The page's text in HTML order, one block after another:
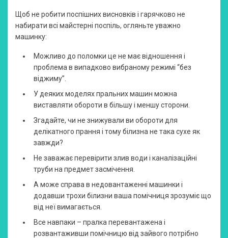
Щоб не робити поспішних висновків і гарячково не
набирати всі майстерні поспіль, огляньте уважно
машинку:
Можливо до поломки це не має відношення і
проблема в випадково вибраному режимі “без
віджиму”.
У деяких моделях пральних машин можна
виставляти обороти в більшу і меншу сторони.
Згадайте, чи не знижували ви обороти для
делікатного прання і тому білизна не така сухе як
завжди?
Не заважає перевірити злив води і каналізаційні
труби на предмет засмічення.
А може справа в недовантаженні машинки і
додавши трохи білизни ваша помічниця зрозуміє що
від неї вимагається.
Все навпаки – пралка перевантажена і
розвантаживши помічницю від зайвого потрібно